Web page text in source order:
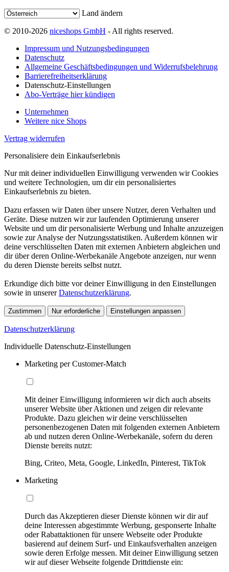
Land ändern
© 2010-2026 niceshops GmbH - All rights reserved.
Impressum und Nutzungsbedingungen
Datenschutz
Allgemeine Geschäftsbedingungen und Widerrufsbelehrung
Barrierefreiheitserklärung
Datenschutz-Einstellungen
Abo-Verträge hier kündigen
Unternehmen
Weitere nice Shops
Vertrag widerrufen
Personalisiere dein Einkaufserlebnis
Nur mit deiner individuellen Einwilligung verwenden wir Cookies
und weitere Technologien, um dir ein personalisiertes
Einkaufserlebnis zu bieten.
Dazu erfassen wir Daten über unsere Nutzer, deren Verhalten und
Geräte. Diese nutzen wir zur laufenden Optimierung unserer
Website und um dir personalisierte Werbung und Inhalte anzuzeigen
sowie zur Analyse der Nutzungsstatistiken. Außerdem können wir
deine verschlüsselten Daten mit externen Anbietern abgleichen und
dir über deren Online-Werbekanäle Angebote anzeigen, nur wenn
du deren Dienste bereits selbst nutzt.
Erkundige dich bitte vor deiner Einwilligung in den Einstellungen
sowie in unsererDatenschutzerklärung.
Zustimmen Nur erforderliche Einstellungen anpassen
Datenschutzerklärung
Individuelle Datenschutz-Einstellungen
Marketing per Customer-Match
Mit deiner Einwilligung informieren wir dich auch abseits
unserer Website über Aktionen und zeigen dir relevante
Produkte. Dazu gleichen wir deine verschlüsselten
personenbezogenen Daten mit folgenden externen Anbietern
ab und nutzen deren Online-Werbekanäle, sofern du deren
Dienste bereits nutzt:
Bing, Criteo, Meta, Google, LinkedIn, Pinterest, TikTok
Marketing
Durch das Akzeptieren dieser Dienste können wir dir auf
deine Interessen abgestimmte Werbung, gesponserte Inhalte
oder Rabattaktionen für unsere Webseite oder Produkte
basierend auf deinem Surf- und Einkaufsverhalten anzeigen
sowie deren Erfolge messen. Mit deiner Einwilligung setzen
wir auf dieser Webseite folgende Drittdienste ein: